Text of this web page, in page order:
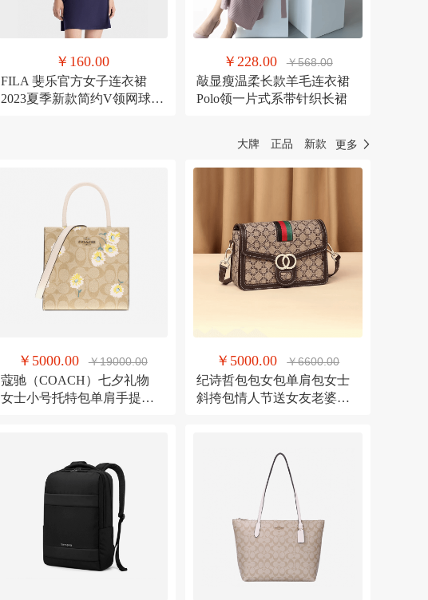
￥160.00
FILA 斐乐官方女子连衣裙
2023夏季新款简约V领网球运
￥228.00 ￥568.00
敲显瘦温柔长款羊毛连衣裙
Polo领一片式系带针织长裙
大牌 正品 新款 更多
￥5000.00 ￥19000.00
蔻驰（COACH）七夕礼物
女士小号托特包单肩手提包
￥5000.00 ￥6600.00
纪诗哲包包女包单肩包女士
斜挎包情人节送女友老婆生